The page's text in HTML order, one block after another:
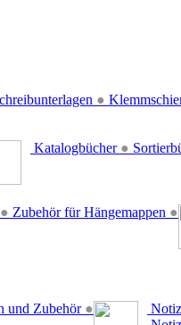
●
Katalogbücher ●
● Zubehör für Hängemappen ●
und Zubehör ●